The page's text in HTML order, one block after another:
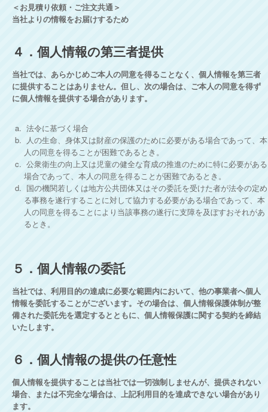
＜お見積り依頼・ご注文共通＞
当社よりの情報をお届けするため
４．個人情報の第三者提供
当社では、あらかじめご本人の同意を得ることなく、個人情報を第三者
に提供することはありません。但し、次の場合は、ご本人の同意を得ず
に個人情報を提供する場合があります。
法令に基づく場合
人の生命、身体又は財産の保護のために必要がある場合であって、本
人の同意を得ることが困難であるとき。
公衆衛生の向上又は児童の健全な育成の推進のために特に必要がある
場合であって、本人の同意を得ることが困難であるとき。
国の機関若しくは地方公共団体又はその委託を受けた者が法令の定め
る事務を遂行することに対して協力する必要がある場合であって、本
人の同意を得ることにより当該事務の遂行に支障を及ぼすおそれがあ
るとき。
５．個人情報の委託
当社では、利用目的の達成に必要な範囲内において、他の事業者へ個人
情報を委託することがございます。その場合は、個人情報保護体制が整
備された委託先を選定するとともに、個人情報保護に関する契約を締結
いたします。
６．個人情報の提供の任意性
個人情報を提供することは当社では一切強制しませんが、提供されない
場合、または不完全な場合は、上記利用目的を達成できない場合があり
ます。